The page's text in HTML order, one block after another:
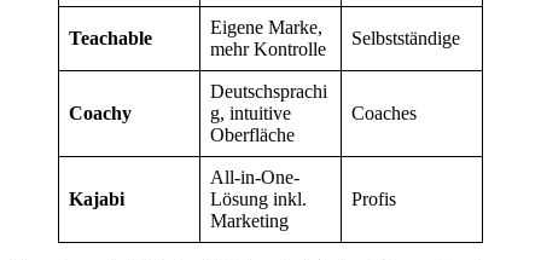
Teachable
Eigene Marke,
mehr Kontrolle
Selbstständige
Coachy
Deutschsprachi
g, intuitive
Oberfläche
Coaches
Kajabi
All-in-One-
Lösung inkl.
Marketing
Profis